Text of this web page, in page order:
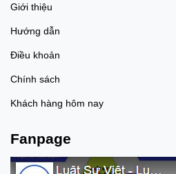
Giới thiệu
Hướng dẫn
Điều khoản
Chính sách
Khách hàng hôm nay
Fanpage